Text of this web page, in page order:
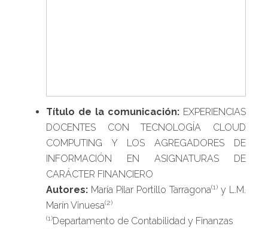
Título de la comunicación: EXPERIENCIAS
DOCENTES CON TECNOLOGÍA CLOUD
COMPUTING Y LOS AGREGADORES DE
INFORMACIÓN EN ASIGNATURAS DE
CARÁCTER FINANCIERO
Autores: María Pilar Portillo Tarragona(1)y L.M.
Marín Vinuesa(2)
(1)Departamento de Contabilidad y Finanzas